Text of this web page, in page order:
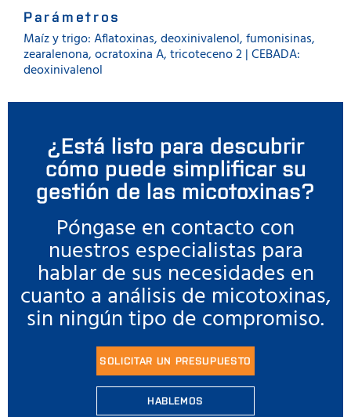
Parámetros
Maíz y trigo: Aflatoxinas, deoxinivalenol, fumonisinas,
zearalenona, ocratoxina A, tricoteceno 2 | CEBADA:
deoxinivalenol
¿Está listo para descubrir
cómo puede simplificar su
gestión de las micotoxinas?
Póngase en contacto con
nuestros especialistas para
hablar de sus necesidades en
cuanto a análisis de micotoxinas,
sin ningún tipo de compromiso.
SOLICITAR UN PRESUPUESTO
HABLEMOS